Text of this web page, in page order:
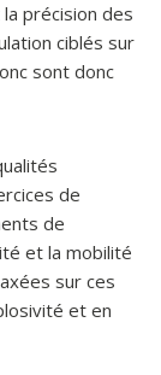
précision des
ciblés sur
sont donc
de
de
et la mobilité
sur ces
et en